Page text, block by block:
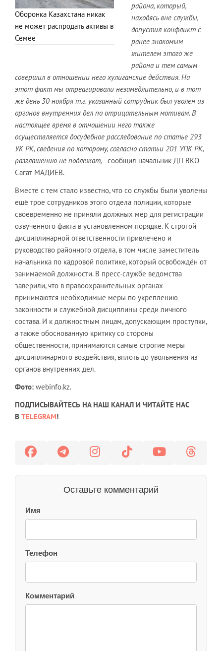
Оборонка Казахстана никак
не может распродать активы в
Семее
района, который,
находясь вне службы,
допустил конфликт с
ранее знакомым
жителем этого же
района и тем самым
совершил в отношении него хулиганские действия. На
этот факт мы отреагировали незамедлительно, и в тот
же день 30 ноября т.г. указанный сотрудник был уволен из
органов внутренних дел по отрицательным мотивам. В
настоящее время в отношении него также
осуществляется досудебное расследование по статье 293
УК РК, сведения по которому, согласно статьи 201 УПК РК,
разглашению не подлежат, - сообщил начальник ДП ВКО
Сагат МАДИЕВ.
Вместе с тем стало известно, что со службы были уволены
ещё трое сотрудников этого отдела полиции, которые
своевременно не приняли должных мер для регистрации
озвученного факта в установленном порядке. К строгой
дисциплинарной ответственности привлечено и
руководство районного отдела, в том числе заместитель
начальника по кадровой политике, который освобождён от
занимаемой должности. В пресс-службе ведомства
заверили, что в правоохранительных органах
принимаются необходимые меры по укреплению
законности и служебной дисциплины среди личного
состава. И к должностным лицам, допускающим проступки,
а также обоснованную критику со стороны
общественности, принимаются самые строгие меры
дисциплинарного воздействия, вплоть до увольнения из
органов внутренних дел.
Фото: webinfo.kz.
ПОДПИСЫВАЙТЕСЬ НА НАШ КАНАЛ И ЧИТАЙТЕ НАС
В TELEGRAM!
Оставьте комментарий
Имя
Телефон
Комментарий